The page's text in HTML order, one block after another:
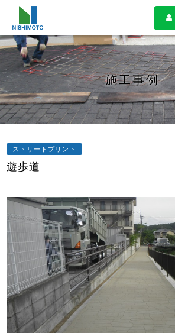
施工事例
ストリートプリント
遊歩道